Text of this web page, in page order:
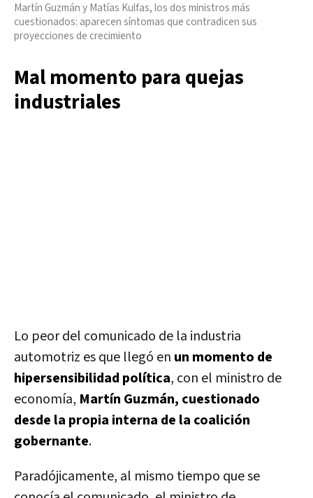
Martín Guzmán y Matías Kulfas, los dos ministros más
cuestionados: aparecen síntomas que contradicen sus
proyecciones de crecimiento
Mal momento para quejas
industriales
Lo peor del comunicado de la industria
automotriz es que llegó en un momento de
hipersensibilidad política, con el ministro de
economía, Martín Guzmán, cuestionado
desde la propia interna de la coalición
gobernante.
Paradójicamente, al mismo tiempo que se